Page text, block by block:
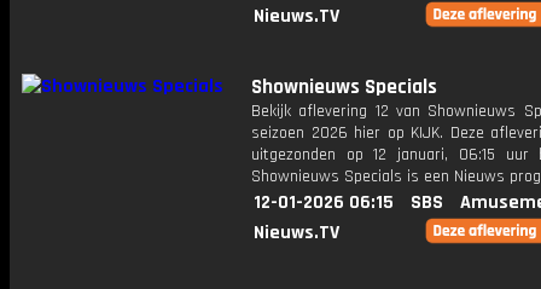
Nieuws.TV
Shownieuws Specials
Bekijk aflevering 12 van Shownieuws
seizoen 2026 hier op KIJK. Deze
uitgezonden op 12 januari, 06:15 uur
Shownieuws Specials is een Nieuws
12-01-2026 06:15 SBS
Nieuws.TV